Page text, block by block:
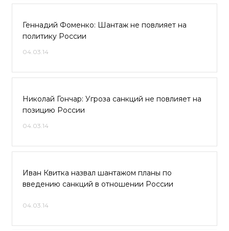
Геннадий Фоменко: Шантаж не повлияет на
политику России
04.03.14
Николай Гончар: Угроза санкций не повлияет на
позицию России
04.03.14
Иван Квитка назвал шантажом планы по
введению санкций в отношении России
04.03.14